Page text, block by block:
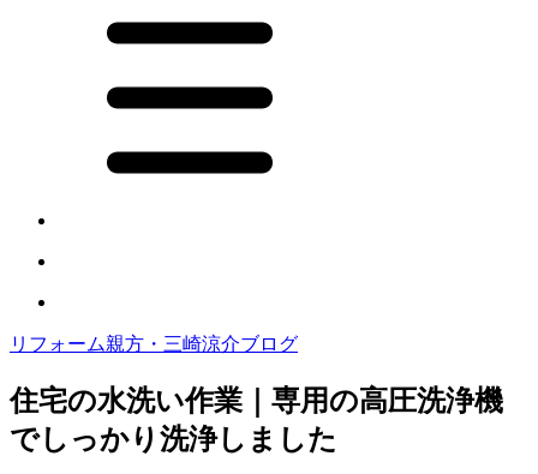
リフォーム親方・三崎涼介ブログ
住宅の水洗い作業｜専用の高圧洗浄機
でしっかり洗浄しました